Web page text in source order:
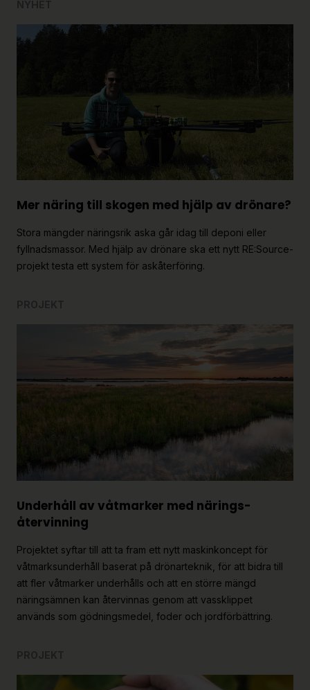
Mer näring till skogen med hjälp av drönare?
Stora mängder näringsrik aska går idag till deponi eller
fyllnadsmassor. Med hjälp av drönare ska ett nytt RE:Source-
projekt testa ett system för askåterföring.
Underhåll av våtmarker med närings­
återvinning
Projektet syftar till att ta fram ett nytt maskinkoncept för
våtmarksunderhåll baserat på drönarteknik, för att bidra till
att fler våtmarker underhålls och att en större mängd
näringsämnen kan återvinnas genom att vassklippet
används som gödningsmedel, foder och jordförbättring.